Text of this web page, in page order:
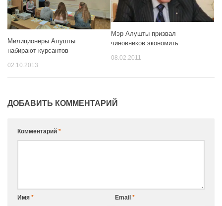
Милиционеры Алушты
набирают курсантов
02.10.2013
Мэр Алушты призвал
чиновников экономить
08.02.2011
ДОБАВИТЬ КОММЕНТАРИЙ
Комментарий *
Имя * Email *